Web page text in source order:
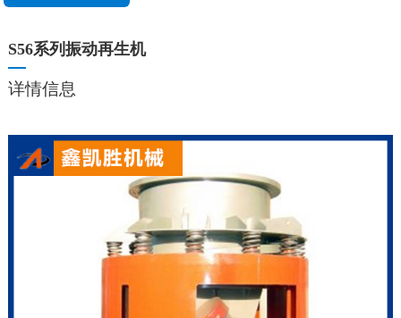
S56系列振动再生机
详情信息